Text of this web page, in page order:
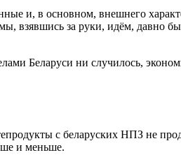
и, в основном, внешнего
взявшись за руки, идём, давно бы
Беларуси ни случилось,
с беларуских НПЗ не
и меньше.